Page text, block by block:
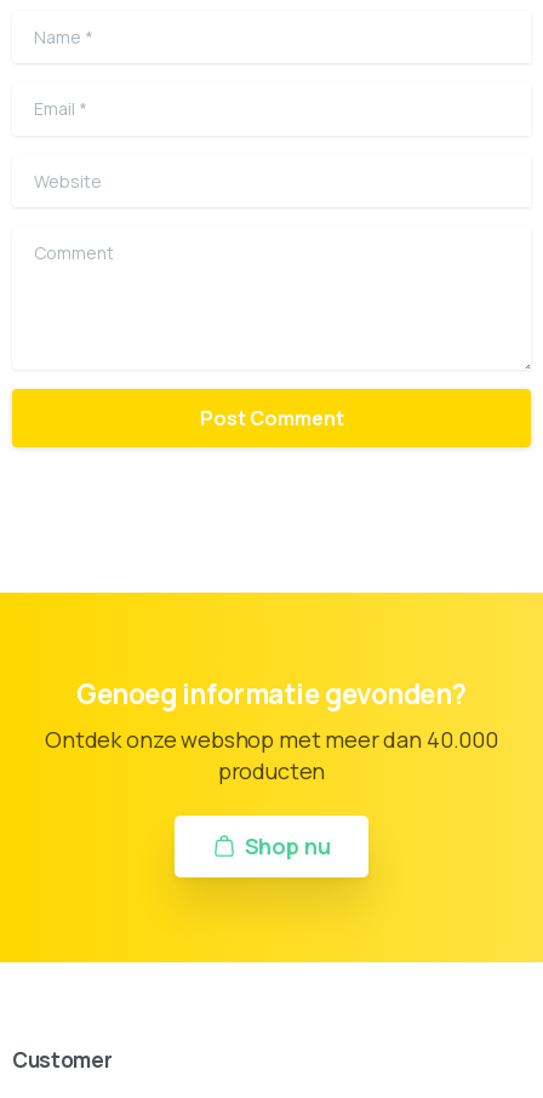
Name
Email
Website
Comment
Genoeg informatie gevonden?
Ontdek onze webshop met meer dan 40.000
producten
Shop nu
Customer